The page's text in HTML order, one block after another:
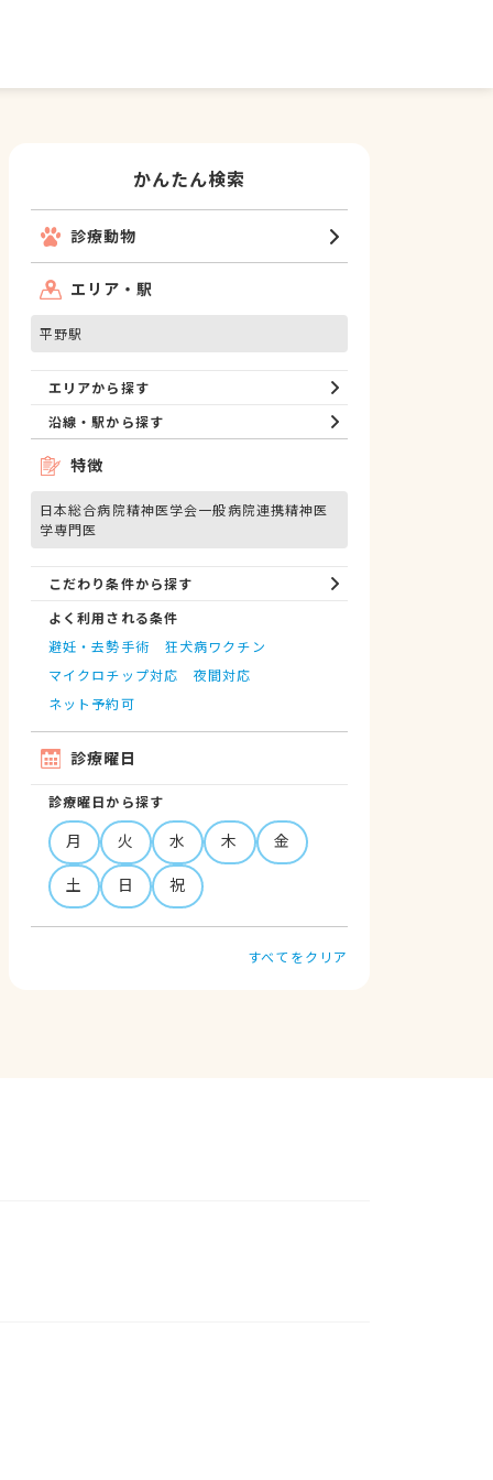
かんたん検索
診療動物
エリア・駅
平野駅
エリアから探す
沿線・駅から探す
特徴
日本総合病院精神医学会一般病院連携精神医
学専門医
こだわり条件から探す
よく利用される条件
避妊・去勢手術
狂犬病ワクチン
マイクロチップ対応
夜間対応
ネット予約可
診療曜日
診療曜日から探す
月 火 水 木
金
土
日 祝
すべてをクリア